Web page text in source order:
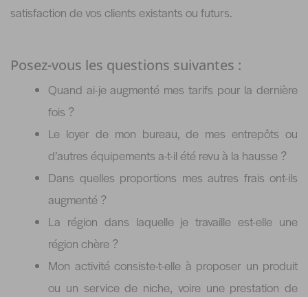
satisfaction de vos clients existants ou futurs.
Posez-vous les questions suivantes :
Quand ai-je augmenté mes tarifs pour la dernière
fois ?
Le loyer de mon bureau, de mes entrepôts ou
d’autres équipements a-t-il été revu à la hausse ?
Dans quelles proportions mes autres frais ont-ils
augmenté ?
La région dans laquelle je travaille est-elle une
région chère ?
Mon activité consiste-t-elle à proposer un produit
ou un service de niche, voire une prestation de